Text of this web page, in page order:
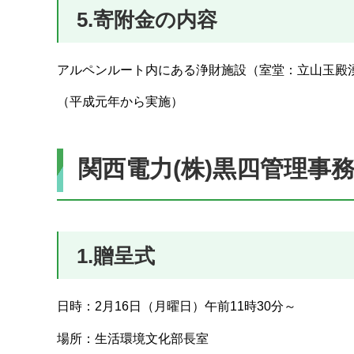
5.寄附金の内容
アルペンルート内にある浄財施設（室堂：立山玉
（平成元年から実施）
関西電力(株)黒四管理事
1.贈呈式
日時：2月16日（月曜日）午前11時30分～
場所：生活環境文化部長室